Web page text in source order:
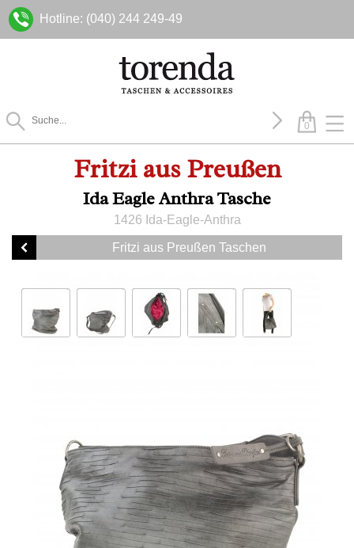
Hotline: (040) 244 249-49
0
Fritzi aus Preußen
Ida Eagle Anthra Tasche
1426 Ida-Eagle-Anthra
Fritzi aus Preußen Taschen